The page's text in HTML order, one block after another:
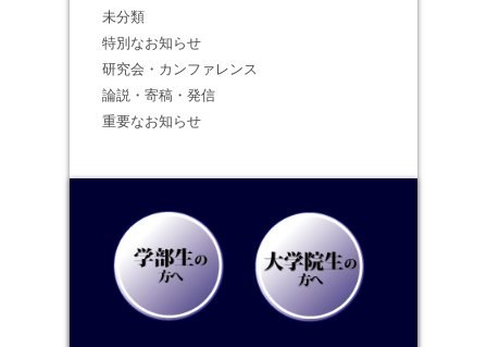
未分類
特別なお知らせ
研究会・カンファレンス
論説・寄稿・発信
重要なお知らせ